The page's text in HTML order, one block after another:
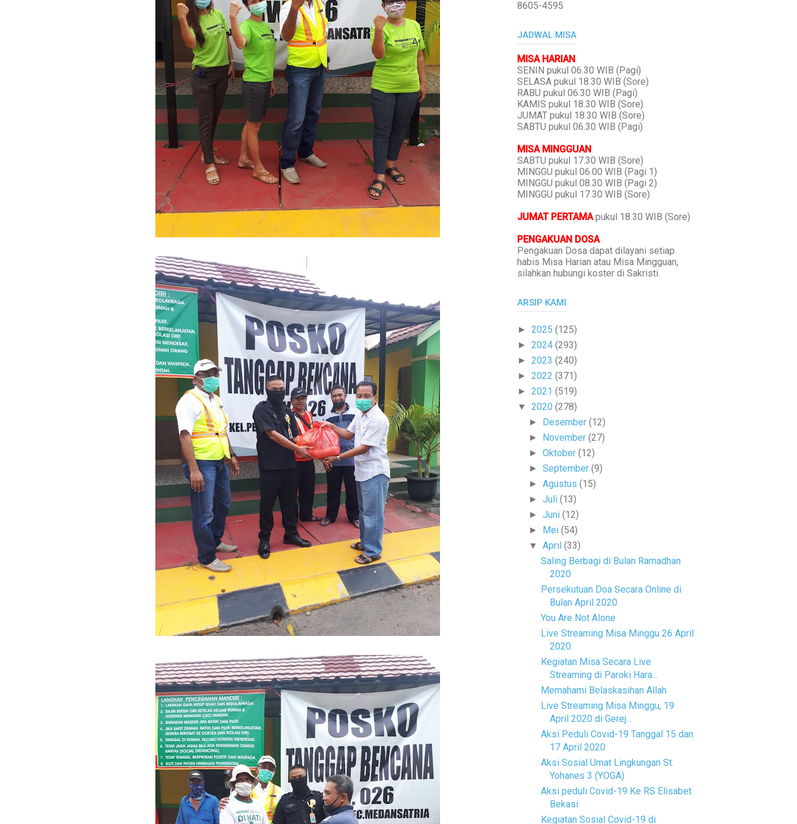
8605-4595
JADWAL MISA
MISA HARIAN
SENIN pukul 06.30 WIB (Pagi)
SELASA pukul 18.30 WIB (Sore)
RABU pukul 06.30 WIB (Pagi)
KAMIS pukul 18.30 WIB (Sore)
JUMAT pukul 18.30 WIB (Sore)
SABTU pukul 06.30 WIB (Pagi)
MISA MINGGUAN
SABTU pukul 17.30 WIB (Sore)
MINGGU pukul 06.00 WIB (Pagi 1)
MINGGU pukul 08.30 WIB (Pagi 2)
MINGGU pukul 17.30 WIB (Sore)
JUMAT PERTAMA pukul 18.30 WIB (Sore)
PENGAKUAN DOSA
Pengakuan Dosa dapat dilayani setiap
habis Misa Harian atau Misa Mingguan,
silahkan hubungi koster di Sakristi.
ARSIP KAMI
► 2025 (125)
► 2024 (293)
► 2023 (240)
► 2022 (371)
► 2021 (519)
▼ 2020 (278)
► Desember(12)
► November(27)
►Oktober(12)
►September(9)
►Agustus(15)
►Juli(13)
►Juni(12)
► Mei(54)
▼April(33)
Saling Berbagi di Bulan Ramadhan
2020
Persekutuan Doa Secara Online di
Bulan April 2020
You Are Not Alone
Live Streaming Misa Minggu 26 April
2020
Kegiatan Misa Secara Live
Streaming di Paroki Hara...
Memahami Belaskasihan Allah
Live Streaming Misa Minggu, 19
April 2020 di Gerej...
Aksi Peduli Covid-19 Tanggal 15 dan
17 April 2020
Aksi Sosial Umat Lingkungan St.
Yohanes 3 (YOGA)
Aksi peduli Covid-19 Ke RS Elisabet
Bekasi
Kegiatan Sosial Covid-19 di